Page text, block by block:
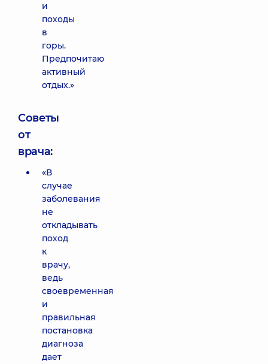
и
походы
в
горы.
Предпочитаю
активный
отдых.»
Советы
от
врача:
«В
случае
заболевания
не
откладывать
поход
к
врачу,
ведь
своевременная
и
правильная
постановка
диагноза
дает